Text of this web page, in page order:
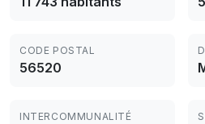
CODE POSTAL
56520
INTERCOMMUNALITÉ